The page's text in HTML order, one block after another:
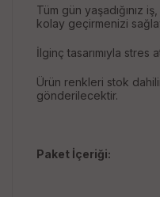
Tüm gün yaşadığınız
kolay geçirmenizi
İlginç tasarımıyla
Ürün renkleri stok
gönderilecektir.
Paket İçeriği: